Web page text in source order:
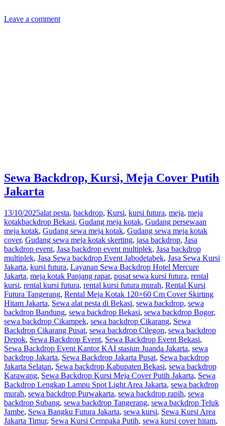
Leave a comment
Sewa Backdrop, Kursi, Meja Cover Putih
Jakarta
13/10/2025alat pesta, backdrop, Kursi, kursi futura, meja, meja
kotakbackdrop Bekasi, Gudang meja kotak, Gudang persewaan
meja kotak, Gudang sewa meja kotak, Gudang sewa meja kotak
cover, Gudang sewa meja kotak skerting, jasa backdrop, Jasa
backdrop event, Jasa backdrop event multiplek, Jasa backdrop
multiplek, Jasa Sewa backdrop Event Jabodetabek, Jasa Sewa Kursi
Jakarta, kursi futura, Layanan Sewa Backdrop Hotel Mercure
Jakarta, meja kotak Panjang rapat, pusat sewa kursi futura, rental
kursi, rental kursi futura, rental kursi futura murah, Rental Kursi
Futura Tangerang, Rental Meja Kotak 120×60 Cm Cover Skirting
Hitam Jakarta, Sewa alat pesta di Bekasi, sewa backdrop, sewa
backdrop Bandung, sewa backdrop Bekasi, sewa backdrop Bogor,
sewa backdrop Cikampek, sewa backdrop Cikarang, Sewa
Backdrop Cikarang Pusat, sewa backdrop Cilegon, sewa backdrop
Depok, Sewa Backdrop Event, Sewa Backdrop Event Bekasi,
Sewa Backdrop Event Kantor KAI stasiun Juanda Jakarta, sewa
backdrop Jakarta, Sewa Backdrop Jakarta Pusat, Sewa backdrop
Jakarta Selatan, Sewa backdrop Kabupaten Bekasi, sewa backdrop
Karawang, Sewa Backdrop Kursi Meja Cover Putih Jakarta, Sewa
Backdrop Lengkap Lampu Spot Light Area Jakarta, sewa backdrop
murah, sewa backdrop Purwakarta, sewa backdrop rapih, sewa
backdrop Subang, sewa backdrop Tangerang, sewa backdrop Teluk
Jambe, Sewa Bangku Futura Jakarta, sewa kursi, Sewa Kursi Area
Jakarta Timur, Sewa Kursi Cempaka Putih, sewa kursi cover hitam,